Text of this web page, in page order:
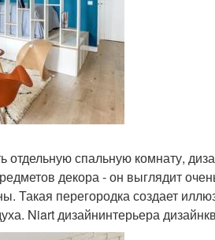
отдельную спальную комнату,
декора - он выглядит
Такая перегородка создает
Niart дизайнинтерьера